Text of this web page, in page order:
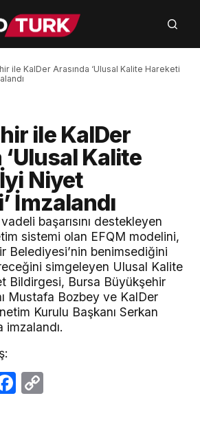
ile KalDer Arasında ‘Ulusal Kalite Hareketi
ile KalDer
‘Ulusal Kalite
Niyet
İmzalandı
başarısını destekleyen
sistemi olan EFQM modelini,
Belediyesi’nin benimsediğini
simgeleyen Ulusal Kalite
Bildirgesi, Bursa Büyükşehir
Mustafa Bozbey ve KalDer
Kurulu Başkanı Serkan
imzalandı.
Facebook